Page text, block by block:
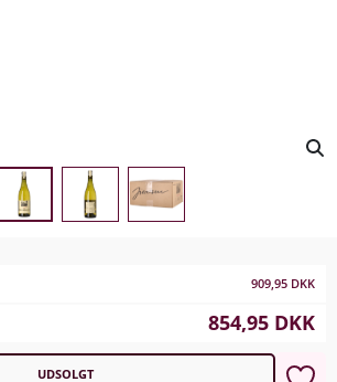
909,95 DKK
854,95 DKK
UDSOLGT